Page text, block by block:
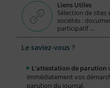
Liens Utiles
Sélection de
sociétés :
participatif ...
Le saviez-vous ?
L'attestation de parution
immédiatement vos
parution du journal.